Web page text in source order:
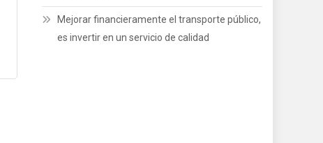
Mejorar financieramente el transporte público,
es invertir en un servicio de calidad